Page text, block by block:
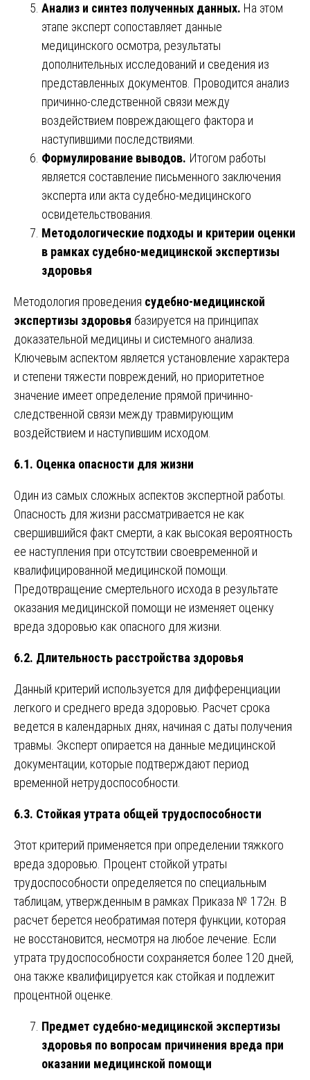
Анализ и синтез полученных данных. На этом
этапе эксперт сопоставляет данные
медицинского осмотра, результаты
дополнительных исследований и сведения из
представленных документов. Проводится анализ
причинно-следственной связи между
воздействием повреждающего фактора и
наступившими последствиями.
Формулирование выводов. Итогом работы
является составление письменного заключения
эксперта или акта судебно-медицинского
освидетельствования.
Методологические подходы и критерии оценки
в рамках судебно-медицинской экспертизы
здоровья
Методология проведения судебно-медицинской
экспертизы здоровья базируется на принципах
доказательной медицины и системного анализа.
Ключевым аспектом является установление характера
и степени тяжести повреждений, но приоритетное
значение имеет определение прямой причинно-
следственной связи между травмирующим
воздействием и наступившим исходом.
6.1. Оценка опасности для жизни
Один из самых сложных аспектов экспертной работы.
Опасность для жизни рассматривается не как
свершившийся факт смерти, а как высокая вероятность
ее наступления при отсутствии своевременной и
квалифицированной медицинской помощи.
Предотвращение смертельного исхода в результате
оказания медицинской помощи не изменяет оценку
вреда здоровью как опасного для жизни.
6.2. Длительность расстройства здоровья
Данный критерий используется для дифференциации
легкого и среднего вреда здоровью. Расчет срока
ведется в календарных днях, начиная с даты получения
травмы. Эксперт опирается на данные медицинской
документации, которые подтверждают период
временной нетрудоспособности.
6.3. Стойкая утрата общей трудоспособности
Этот критерий применяется при определении тяжкого
вреда здоровью. Процент стойкой утраты
трудоспособности определяется по специальным
таблицам, утвержденным в рамках Приказа № 172н. В
расчет берется необратимая потеря функции, которая
не восстановится, несмотря на любое лечение. Если
утрата трудоспособности сохраняется более 120 дней,
она также квалифицируется как стойкая и подлежит
процентной оценке.
Предмет судебно-медицинской экспертизы
здоровья по вопросам причинения вреда при
оказании медицинской помощи